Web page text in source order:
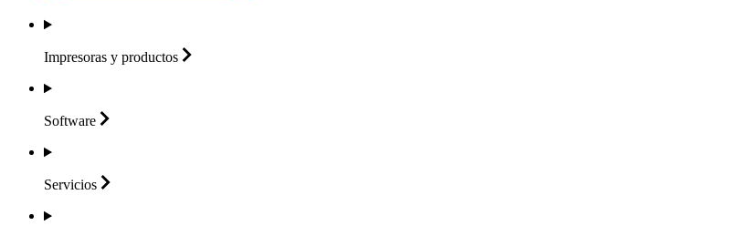
Impresoras y productos
Software
Servicios